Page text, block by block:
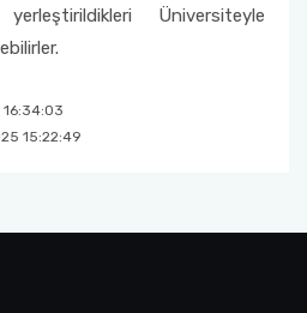
Üniversiteyle
16:34:03
15:22:49